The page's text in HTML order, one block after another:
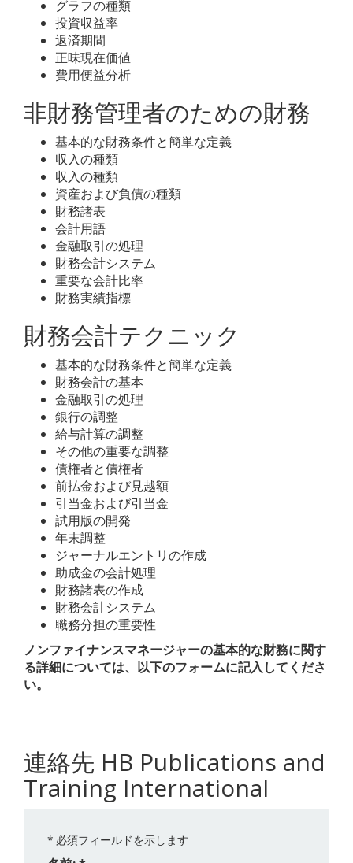
グラフの種類
投資収益率
返済期間
正味現在価値
費用便益分析
非財務管理者のための財務
基本的な財務条件と簡単な定義
収入の種類
収入の種類
資産および負債の種類
財務諸表
会計用語
金融取引の処理
財務会計システム
重要な会計比率
財務実績指標
財務会計テクニック
基本的な財務条件と簡単な定義
財務会計の基本
金融取引の処理
銀行の調整
給与計算の調整
その他の重要な調整
債権者と債権者
前払金および見越額
引当金および引当金
試用版の開発
年末調整
ジャーナルエントリの作成
助成金の会計処理
財務諸表の作成
財務会計システム
職務分担の重要性
ノンファイナンスマネージャーの基本的な財務に関す
る詳細については、以下のフォームに記入してくださ
い。
連絡先 HB Publications and
Training International
* 必須フィールドを示します